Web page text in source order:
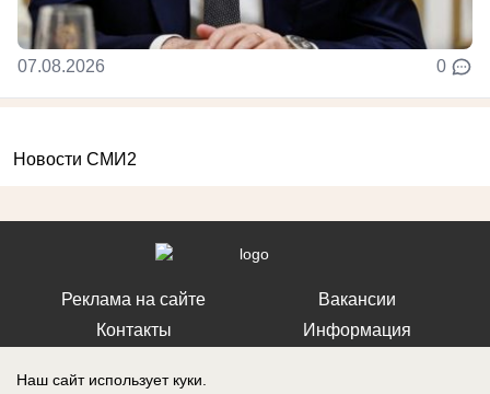
07.08.2026 0
Новости СМИ2
Реклама на сайте
Контакты
Вакансии
Информация
Наш сайт использует куки.